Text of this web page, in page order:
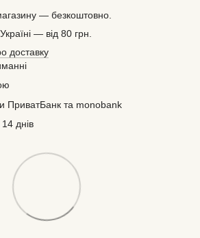
— безкоштовно.
— від 80 грн.
доставку
ПриватБанк та monobank
днів